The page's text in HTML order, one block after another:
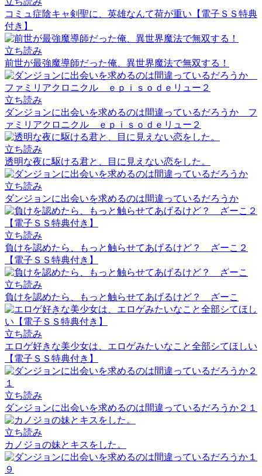
コミュ症陰キャ剣聖に、英雄なんて荷が重い【電子ＳＳ特典
付き】
立ち読み
前世が最強魔導師だった俺、異世界魔法で無双する！
立ち読み
ダンジョンに出会いを求めるのは間違っているだろうか フ
ァミリアクロニクル ｅｐｉｓｏｄｅリュー２
立ち読み
透明な夜に駆ける君と、目に見えない恋をした。
立ち読み
ダンジョンに出会いを求めるのは間違っているだろうか
立ち読み
負けを認めたら、もっと触らせてあげるけど？ ざーこ２
【電子ＳＳ特典付き】
立ち読み
負けを認めたら、もっと触らせてあげるけど？ ざーこ
立ち読み
エロゲ好きな美少女は、エロゲみたいなこと全部シてほしい
【電子ＳＳ特典付き】
立ち読み
ダンジョンに出会いを求めるのは間違っているだろうか２１
立ち読み
カノジョの妹とキスをした。